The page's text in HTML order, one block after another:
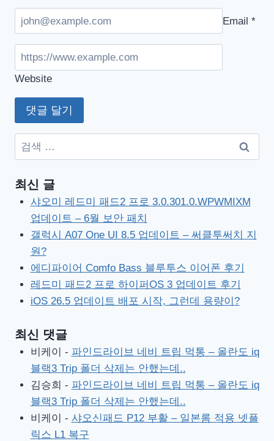
는
가
득
한
Email *
Website
검
색:
최신 글
샤오미 레드미 패드2 프로 3.0.301.0.WPWMIXM
업데이트 – 6월 보안 패치
갤럭시 A07 One UI 8.5 업데이트 – 써클투써치 지
원?
에디파이어 Comfo Bass 블루투스 이어폰 후기
레드미 패드2 프로 하이퍼OS 3 업데이트 후기
iOS 26.5 업데이트 배포 시작, 그런데 용량이?
최신 댓글
비케이 - 파인드라이브 네비 트립 먹통 – 올란도 iq
블랙3 Trip 폴더 삭제는 안했는데..
김승희 - 파인드라이브 네비 트립 먹통 – 올란도 iq
블랙3 Trip 폴더 삭제는 안했는데..
비케이 - 샤오신패드 P12 부활 – 일본롬 적용 넷플
릭스 L1 복구